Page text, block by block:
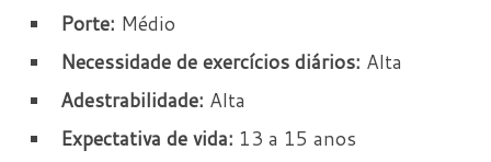
Porte: Médio
Necessidade de exercícios diários: Alta
Adestrabilidade: Alta
Expectativa de vida: 13 a 15 anos